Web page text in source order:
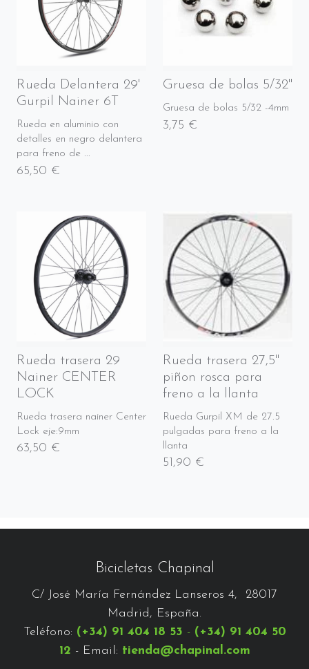
Rueda Delantera 29'
Gurpil Nainer 6T
Rueda en aluminio con
detalles en negro delantera
para freno de ...
65,50 €
Gruesa de bolas 5/32"
Gruesa de bolas 5/32 -4mm
3,75 €
Rueda trasera 29
Nainer CENTER
LOCK
Rueda trasera nainer Center
Lock eje:9mm
63,50 €
Rueda trasera 27,5"
piñon rosca para
freno a la llanta
Rueda Gurpil XM de 27.5
pulgadas para freno a la
llanta
51,90 €
Bicicletas Chapinal
C/ José María Fernández Lanseros 4, 28017
Madrid, España.
Teléfono: (+34) 91 404 18 53 - (+34) 91 404 50
12 - Email: tienda@chapinal.com